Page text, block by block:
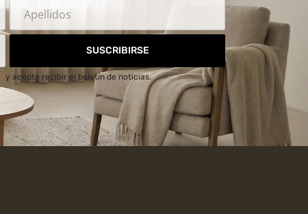
SUSCRIBIRSE
y acepto recibir el boletín de noticias.